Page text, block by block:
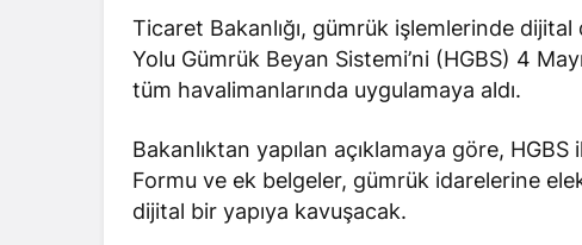
Ticaret Bakanlığı, gümrük işlemlerinde
Yolu Gümrük Beyan Sistemi’ni (HGBS) 4
tüm havalimanlarında uygulamaya aldı.
Bakanlıktan yapılan açıklamaya göre, HGBS
Formu ve ek belgeler, gümrük idarelerine
dijital bir yapıya kavuşacak.